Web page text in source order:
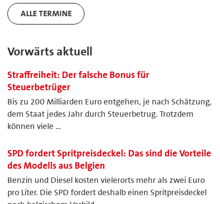
ALLE TERMINE
Vorwärts aktuell
Straffreiheit: Der falsche Bonus für
Steuerbetrüger
Bis zu 200 Milliarden Euro entgehen, je nach Schätzung,
dem Staat jedes Jahr durch Steuerbetrug. Trotzdem
können viele …
SPD fordert Spritpreisdeckel: Das sind die Vorteile
des Modells aus Belgien
Benzin und Diesel kosten vielerorts mehr als zwei Euro
pro Liter. Die SPD fordert deshalb einen Spritpreisdeckel